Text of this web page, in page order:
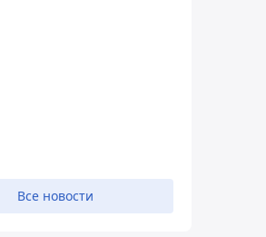
Все новости